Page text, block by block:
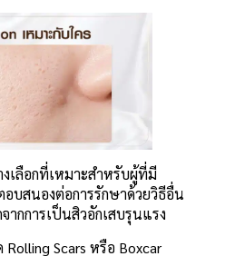
เลือกที่เหมาะสำหรับผู้ที่มี
บสนองต่อการรักษาด้วยวิธีอื่น
กการเป็นสิวอักเสบรุนแรง
Scars หรือ Boxcar